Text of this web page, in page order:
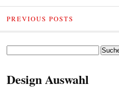
PREVIOUS POSTS
Design Auswahl